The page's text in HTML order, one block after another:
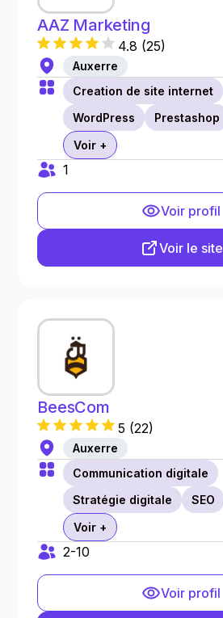
AAZ Marketing
4.8 (25)
Auxerre
Creation de site internet
WordPress
Prestashop
Voir +
1
Voir profil
Voir le site
BeesCom
5 (22)
Auxerre
Communication digitale
Stratégie digitale
SEO
Voir +
2-10
Voir profil